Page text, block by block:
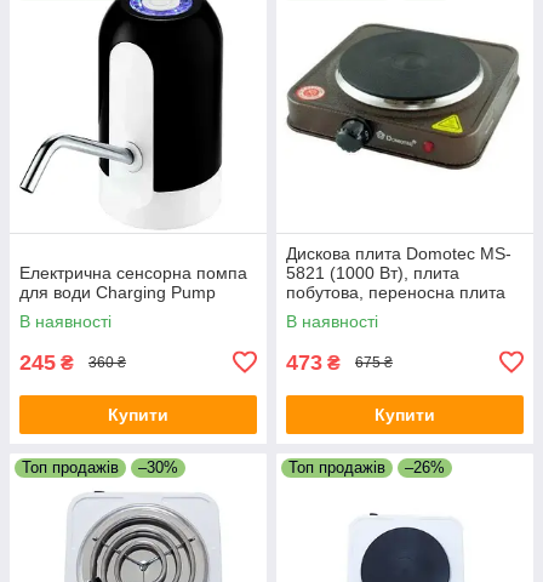
Електрична сенсорна помпа
для води Charging Pump
В наявності
245 ₴ 360 ₴
Купити
Дискова плита Domotec MS-
5821 (1000 Вт), плита
побутова, переносна плита
В наявності
473 ₴ 675 ₴
Купити
Топ продажів –30% Топ продажів –26%